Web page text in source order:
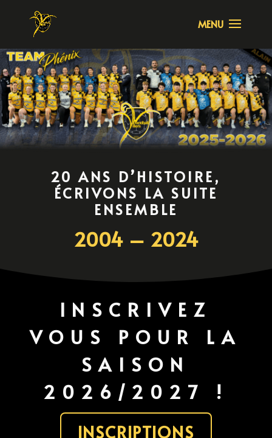
20 ANS D’HISTOIRE,
ÉCRIVONS LA SUITE
ENSEMBLE
2004 – 2024
INSCRIVEZ
VOUS POUR LA
SAISON
2026/2027 !
INSCRIPTIONS